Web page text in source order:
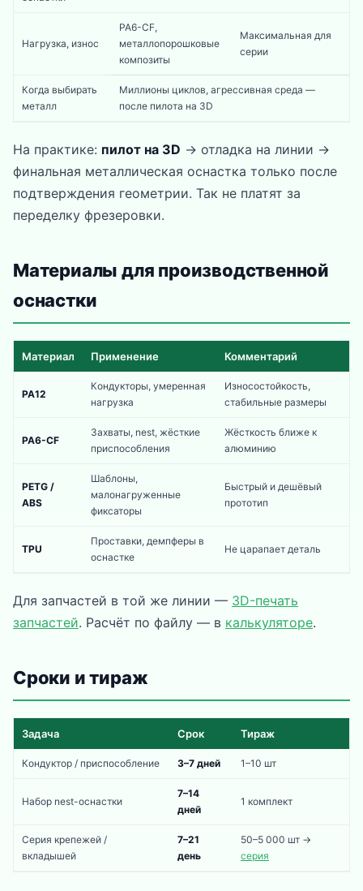
Нагрузка, износ
PA6-CF,
металлопорошковые
композиты
Максимальная для
серии
Когда выбирать
металл
Миллионы циклов, агрессивная среда —
после пилота на 3D
На практике: пилот на 3D → отладка на линии →
финальная металлическая оснастка только после
подтверждения геометрии. Так не платят за
переделку фрезеровки.
Материалы для производственной
оснастки
Материал Применение Комментарий
PA12
Кондукторы, умеренная
нагрузка
Износостойкость,
стабильные размеры
PA6-CF
Захваты, nest, жёсткие
приспособления
Жёсткость ближе к
алюминию
PETG /
ABS
Шаблоны,
малонагруженные
фиксаторы
Быстрый и дешёвый
прототип
TPU
Проставки, демпферы в
оснастке
Не царапает деталь
Для запчастей в той же линии — 3D-печать
запчастей. Расчёт по файлу — в калькуляторе.
Сроки и тираж
Задача Срок Тираж
Кондуктор / приспособление 3–7 дней 1–10 шт
Набор nest-оснастки
7–14
дней
1 комплект
Серия крепежей /
вкладышей
7–21
день
50–5 000 шт →
серия